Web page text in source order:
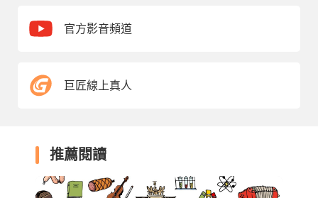
官方影音頻道
巨匠線上真人
推薦閱讀